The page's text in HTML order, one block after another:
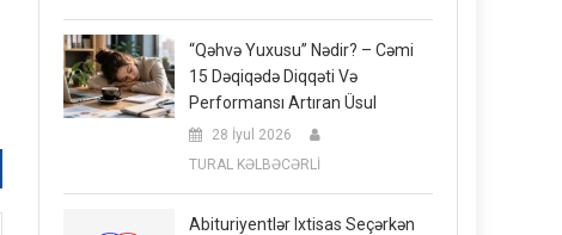
“Qəhvə Yuxusu” Nədir? – Cəmi
15 Dəqiqədə Diqqəti Və
Performansı Artıran Üsul
28 İyul 2026
TURAL KƏLBƏCƏRLİ
Abituriyentlər Ixtisas Seçərkən